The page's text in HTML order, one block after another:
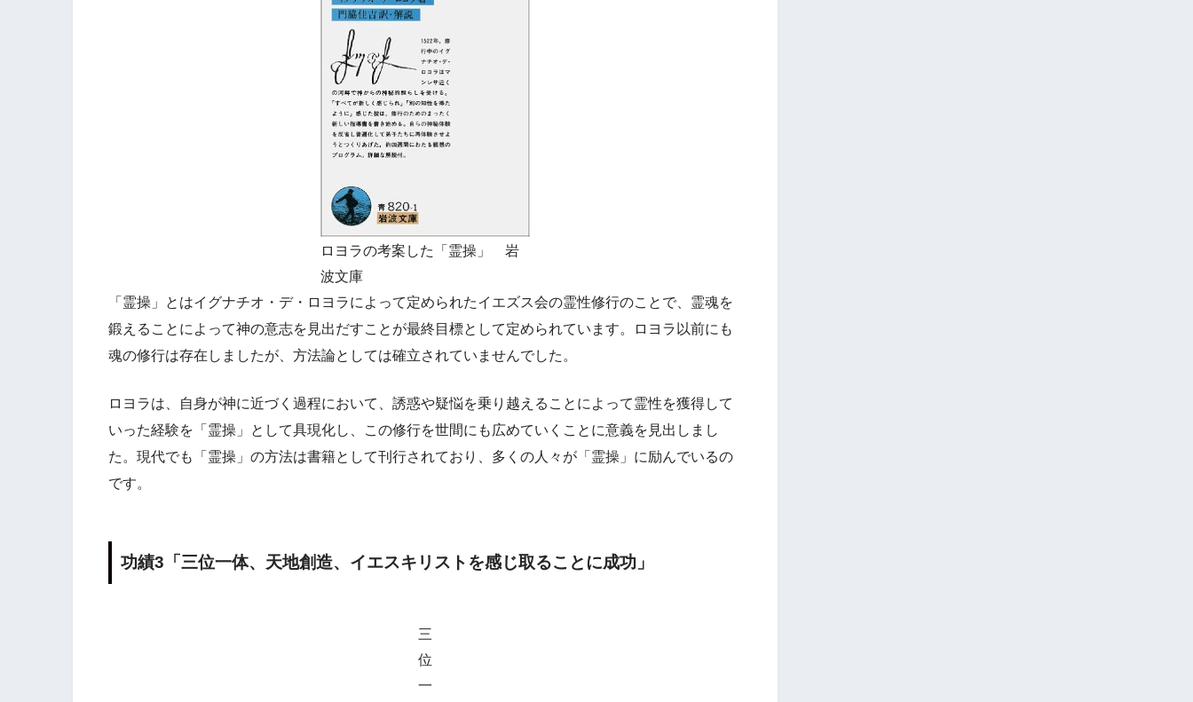
ロヨラの考案した「霊操」 岩
波文庫
「霊操」とはイグナチオ・デ・ロヨラによって定められたイエズス会の霊性修行のことで、霊魂を
鍛えることによって神の意志を見出だすことが最終目標として定められています。ロヨラ以前にも
魂の修行は存在しましたが、方法論としては確立されていませんでした。
ロヨラは、自身が神に近づく過程において、誘惑や疑悩を乗り越えることによって霊性を獲得して
いった経験を「霊操」として具現化し、この修行を世間にも広めていくことに意義を見出しまし
た。現代でも「霊操」の方法は書籍として刊行されており、多くの人々が「霊操」に励んでいるの
です。
功績3「三位一体、天地創造、イエスキリストを感じ取ることに成功」
三
位
一